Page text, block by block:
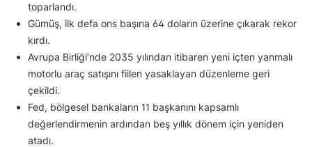
toparlandı.
Gümüş, ilk defa ons başına 64 doların üzerine çıkarak rekor
kırdı.
Avrupa Birliği’nde 2035 yılından itibaren yeni içten yanmalı
motorlu araç satışını fiilen yasaklayan düzenleme geri
çekildi.
Fed, bölgesel bankaların 11 başkanını kapsamlı
değerlendirmenin ardından beş yıllık dönem için yeniden
atadı.